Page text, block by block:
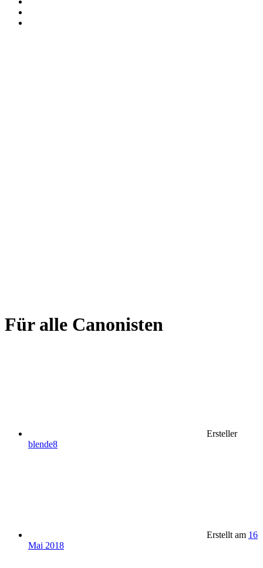
Für alle Canonisten
Ersteller
blende8
Erstellt am 16
Mai 2018